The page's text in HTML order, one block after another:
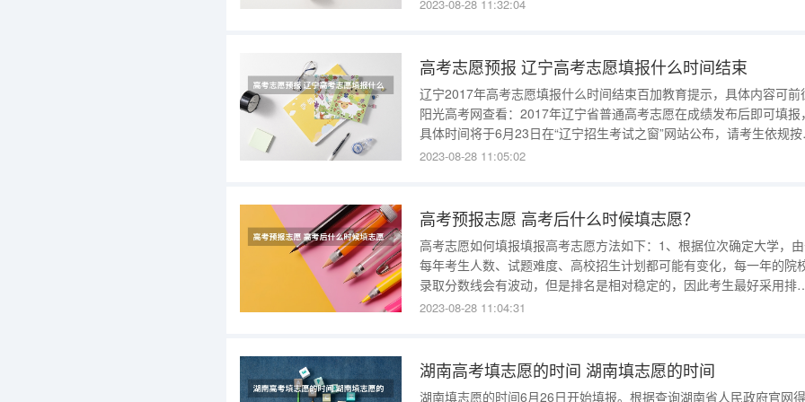
目标。如果你对自
2023-08-28 11:32:04
高考志愿预报 辽宁高考志愿填报什么时间结束
辽宁2017年高考志愿填报什么时间结束百加教育提示，具体内容可前
阳光高考网查看：2017年辽宁省普通高考志愿在成绩发布后即可填报，
具体时间将于6月23日在“辽宁招生考试之窗”网站公布，请考生依规按
填报高考志愿。考生未在规定时间内填报高考志愿，视为自愿放弃高考
2023-08-28 11:05:02
高考预报志愿 高考后什么时候填志愿？
高考志愿如何填报填报高考志愿方法如下：1、根据位次确定大学，
每年考生人数、试题难度、高校招生计划都可能有变化，每一年的院
录取分数线会有波动，但是排名是相对稳定的，因此考生最好采用排
法对自身报考进行定位。2、根据兴趣能力明确专业方向，志愿填报之
2023-08-28 11:04:31
湖南高考填志愿的时间 湖南填志愿的时间
湖南填志愿的时间6月26日开始填报。根据查询湖南省人民政府官网得